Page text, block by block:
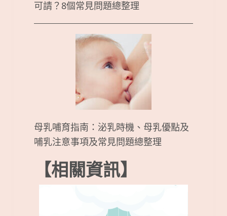
可請？8個常見問題總整理
母乳哺育指南：泌乳時機、母乳優點及
哺乳注意事項及常見問題總整理
【相關資訊】